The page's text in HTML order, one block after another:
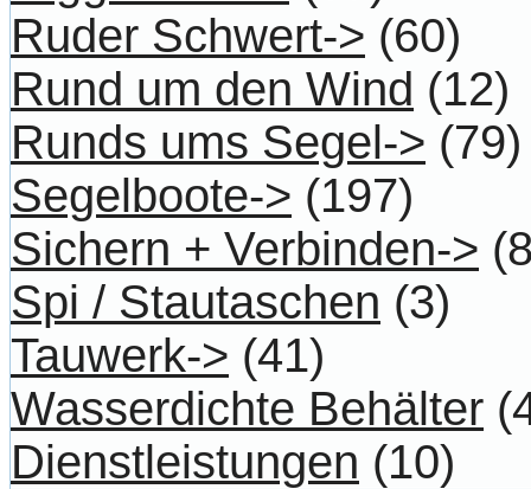
Ruder Schwert-> (60)
Rund um den Wind (12)
Runds ums Segel-> (79)
Segelboote-> (197)
Sichern + Verbinden->
Spi / Stautaschen (3)
Tauwerk-> (41)
Wasserdichte Behälter
Dienstleistungen (10)